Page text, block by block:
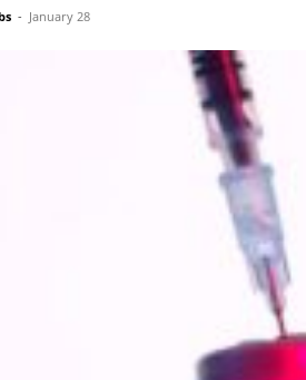
- January 28